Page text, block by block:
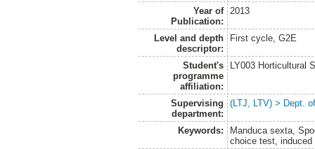
Year of
Publication:
2013
Level and depth
descriptor:
First cycle, G2E
Student's
programme
affiliation:
LY003 Horticultural
Supervising
department:
(LTJ, LTV) > Dept.
Keywords:
Manduca sexta,
choice test, induced